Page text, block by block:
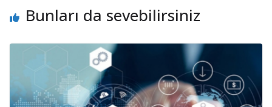
Bunları da sevebilirsiniz